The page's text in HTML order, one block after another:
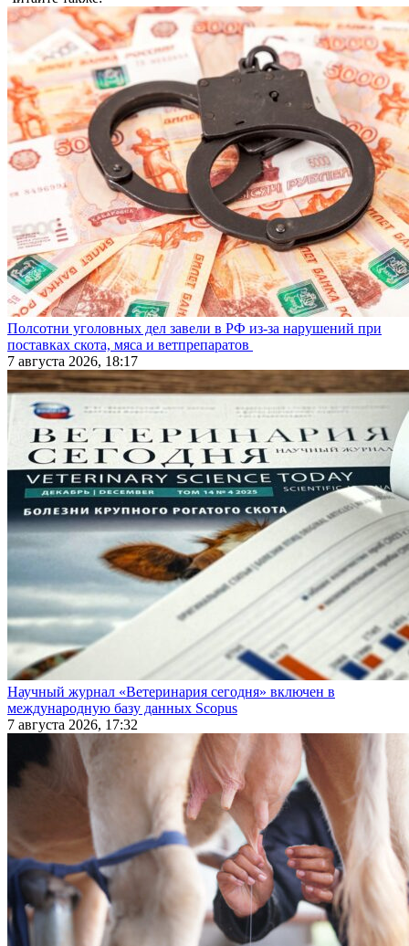
Полсотни уголовных дел завели в РФ из-за нарушений при
поставках скота, мяса и ветпрепаратов
7 августа 2026, 18:17
Научный журнал «Ветеринария сегодня» включен в
международную базу данных Scopus
7 августа 2026, 17:32